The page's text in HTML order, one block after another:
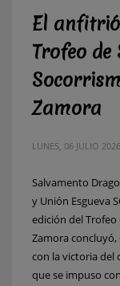
El
Trofeo
Zamora
LUNES, 06 JULIO 2026
Salvamento
y Unión Esgueva
edición del
Zamora concluyó,
con la victoria del
que se impuso